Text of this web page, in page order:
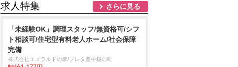
求人特集 さらに見る
「未経験OK」調理スタッフ/無資格可/シフ
ト相談可/住宅型有料老人ホーム/社会保障
完備
株式会社エメラルドの郷/プレタ豊中桜の町